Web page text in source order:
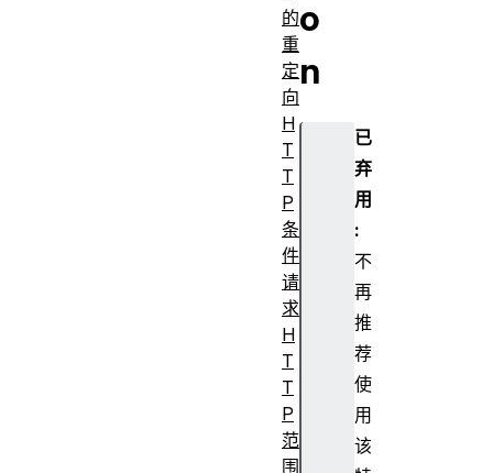
o
n
已
弃
用
:
不
再
推
荐
使
用
该
的
重
定
向
H
T
T
P
条
件
请
求
H
T
T
P
范
围